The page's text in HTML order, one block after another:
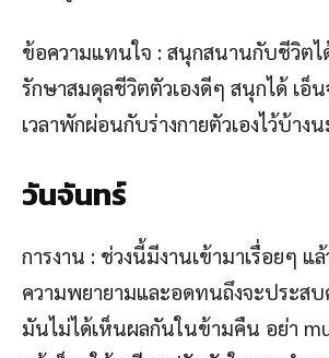
ข้อความแทนใจ : สนุกสนานกับชีวิตไ
รักษาสมดุลชีวิตตัวเองดีๆ สนุกได้ เอ็
เวลาพักผ่อนกับร่างกายตัวเองไว้บ้างน
วันจันทร์
การงาน : ช่วงนี้มีงานเข้ามาเรื่อยๆ แ
ความพยายามและอดทนถึงจะประสบ
มันไม่ได้เห็นผลกันในข้ามคืน อย่า